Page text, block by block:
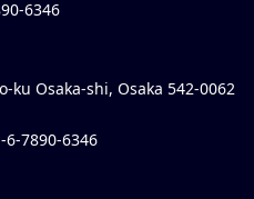
6346
ku Osaka-shi, Osaka 542-0062
6-7890-6346